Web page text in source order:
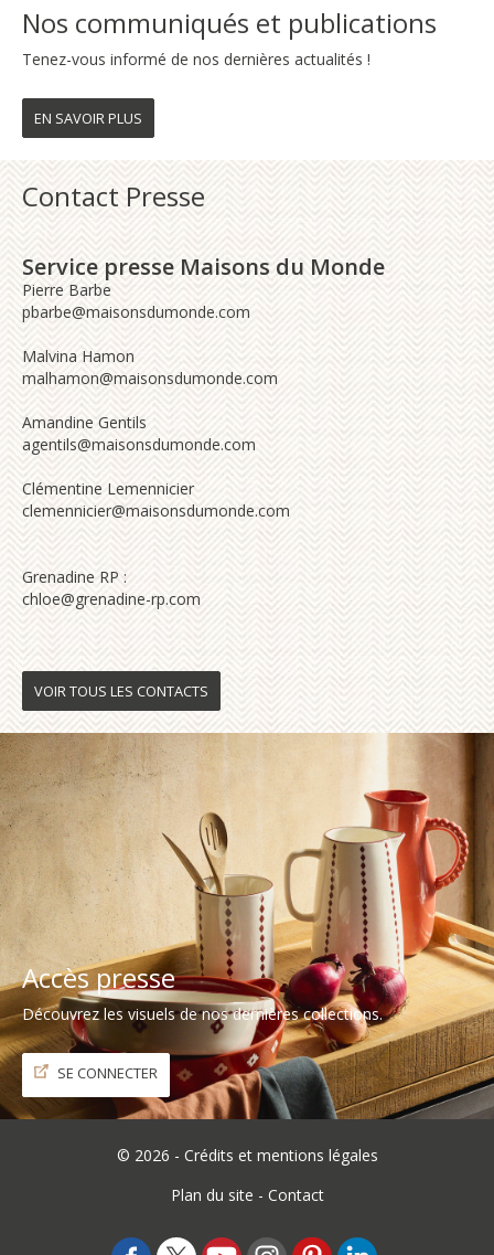
Nos communiqués et publications
Tenez-vous informé de nos dernières actualités !
EN SAVOIR PLUS
Contact Presse
Service presse Maisons du Monde
Pierre Barbe
pbarbe@maisonsdumonde.com
Malvina Hamon
malhamon@maisonsdumonde.com
Amandine Gentils
agentils@maisonsdumonde.com
Clémentine Lemennicier
clemennicier@maisonsdumonde.com
Grenadine RP :
chloe@grenadine-rp.com
VOIR TOUS LES CONTACTS
Accès presse
Découvrez les visuels de nos dernières collections.
SE CONNECTER
© 2026 - Crédits et mentions légales
Plan du site - Contact